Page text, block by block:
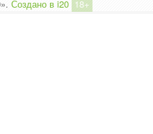
Создано в i20 18+